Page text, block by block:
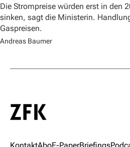
Die Strompreise würden erst in den
sinken, sagt die Ministerin.
Gaspreisen.
Andreas Baumer